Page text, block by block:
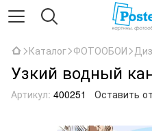
Каталог ФОТООБОИ
Узкий водный
Артикул: 400251 Оставить